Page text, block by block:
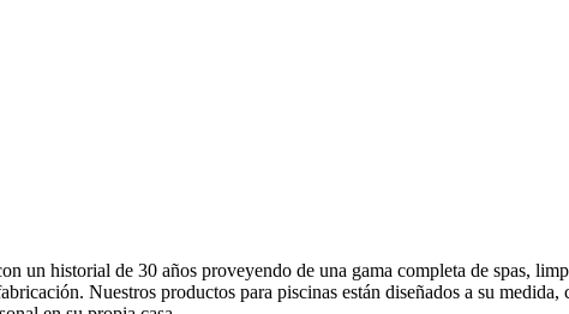
un historial de 30 años proveyendo de una gama completa de spas,
Nuestros productos para piscinas están diseñados a su